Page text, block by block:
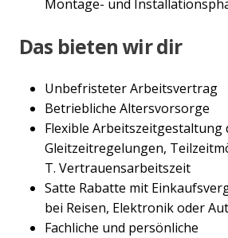
Montage- und
Das bieten wir dir
Unbefristeter Arbeitsvertrag
Betriebliche Altersvorsorge
Flexible Arbeitszeitgestaltung
Gleitzeitregelungen,
T. Vertrauensarbeitszeit
Satte Rabatte mit
bei Reisen, Elektronik oder
Fachliche und persönliche